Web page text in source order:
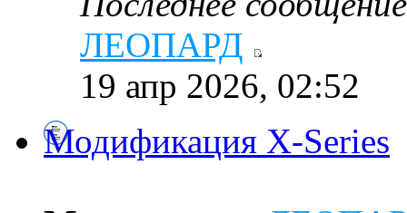
ЛЕОПАРД
19 апр 2026, 02:52
Модификация X-Series